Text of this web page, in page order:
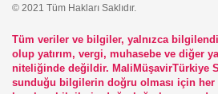
© 2021 Tüm Hakları Saklıdır.
Tüm veriler ve bilgiler, yalnızca
olup yatırım, vergi, muhasebe ve diğer
niteliğinde değildir. MaliMüşavirTürkiye
sunduğu bilgilerin doğru olması için